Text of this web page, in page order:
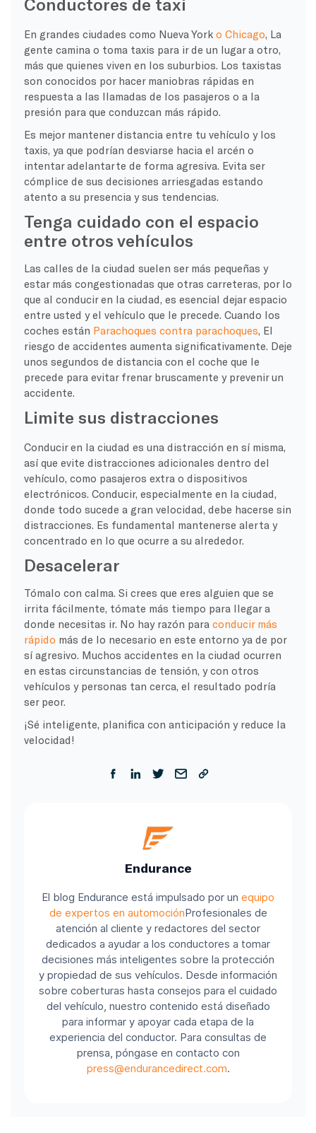
En grandes ciudades como Nueva York o Chicago , La
gente camina o toma taxis para ir de un lugar a otro,
más que quienes viven en los suburbios. Los taxistas
son conocidos por hacer maniobras rápidas en
respuesta a las llamadas de los pasajeros o a la
presión para que conduzcan más rápido.
Es mejor mantener distancia entre tu vehículo y los
taxis, ya que podrían desviarse hacia el arcén o
intentar adelantarte de forma agresiva. Evita ser
cómplice de sus decisiones arriesgadas estando
atento a su presencia y sus tendencias.
Tenga cuidado con el espacio
entre otros vehículos
Las calles de la ciudad suelen ser más pequeñas y
estar más congestionadas que otras carreteras, por lo
que al conducir en la ciudad, es esencial dejar espacio
entre usted y el vehículo que le precede. Cuando los
coches están Parachoques contra parachoques , El
riesgo de accidentes aumenta significativamente. Deje
unos segundos de distancia con el coche que le
precede para evitar frenar bruscamente y prevenir un
accidente.
Limite sus distracciones
Conducir en la ciudad es una distracción en sí misma,
así que evite distracciones adicionales dentro del
vehículo, como pasajeros extra o dispositivos
electrónicos. Conducir, especialmente en la ciudad,
donde todo sucede a gran velocidad, debe hacerse sin
distracciones. Es fundamental mantenerse alerta y
concentrado en lo que ocurre a su alrededor.
Desacelerar
Tómalo con calma. Si crees que eres alguien que se
irrita fácilmente, tómate más tiempo para llegar a
donde necesitas ir. No hay razón para conducir más
rápido más de lo necesario en este entorno ya de por
sí agresivo. Muchos accidentes en la ciudad ocurren
en estas circunstancias de tensión, y con otros
vehículos y personas tan cerca, el resultado podría
ser peor.
¡Sé inteligente, planifica con anticipación y reduce la
velocidad!
Endurance
El blog Endurance está impulsado por un equipo
de expertos en automociónProfesionales de
atención al cliente y redactores del sector
dedicados a ayudar a los conductores a tomar
decisiones más inteligentes sobre la protección
y propiedad de sus vehículos. Desde información
sobre coberturas hasta consejos para el cuidado
del vehículo, nuestro contenido está diseñado
para informar y apoyar cada etapa de la
experiencia del conductor. Para consultas de
prensa, póngase en contacto con
press@endurancedirect.com.